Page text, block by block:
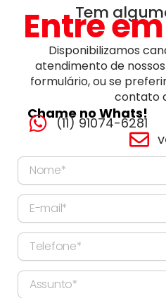
Tem
Entre
Disponibilizamos
atendimento de
formulário, ou se
contato
Chame no Whats!
(11) 91074-6281
Nome
E-
mail
Telefone
Assunto